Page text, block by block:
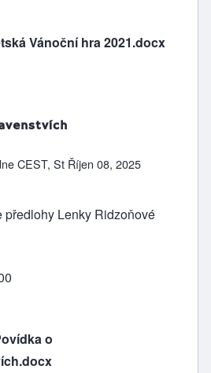
Vánoční hra 2021.docx
CEST, St Říjen 08, 2025
předlohy Lenky Ridzoňové
o